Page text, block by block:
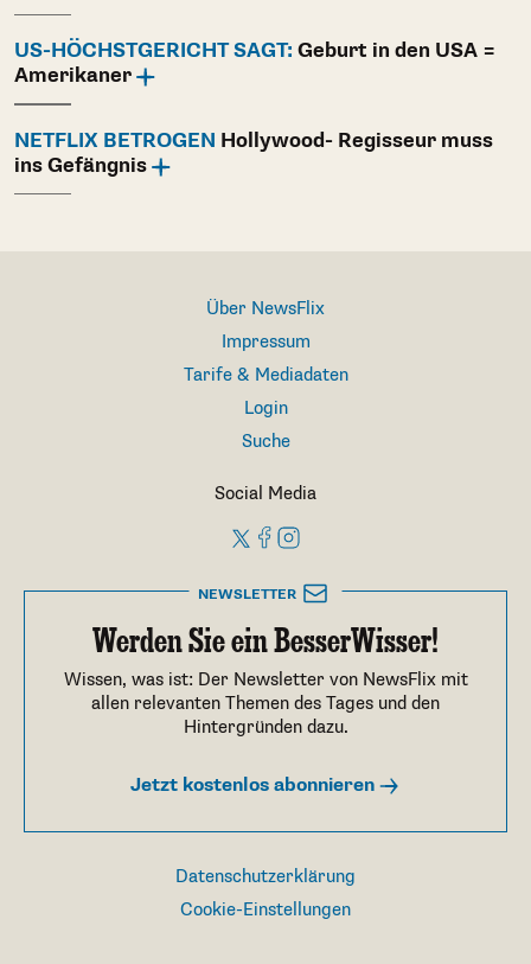
US-HÖCHSTGERICHT SAGT: Geburt in den USA =
Amerikaner
NETFLIX BETROGEN Hollywood- Regisseur muss
ins Gefängnis
Über NewsFlix
Impressum
Tarife & Mediadaten
Login
Suche
Social Media
NEWSLETTER
Werden Sie ein BesserWisser!
Wissen, was ist: Der Newsletter von NewsFlix mit
allen relevanten Themen des Tages und den
Hintergründen dazu.
Jetzt kostenlos abonnieren
Datenschutzerklärung
Cookie-Einstellungen